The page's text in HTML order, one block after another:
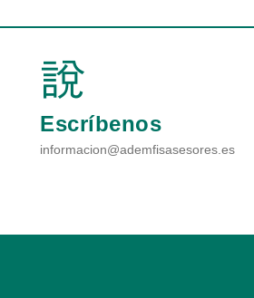
Escríbenos
informacion@ademfisasesores.es